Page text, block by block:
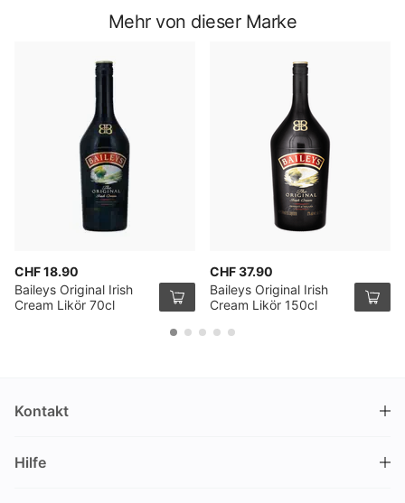
Mehr von dieser Marke
CHF 18.90
Baileys Original Irish
Cream Likör 70cl
CHF 37.90
Baileys Original Irish
Cream Likör 150cl
Kontakt
Nüschelerstrasse 35
Hilfe